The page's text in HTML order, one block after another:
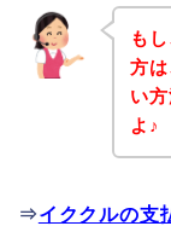
も
方
い
よ♪
⇒イククルの支